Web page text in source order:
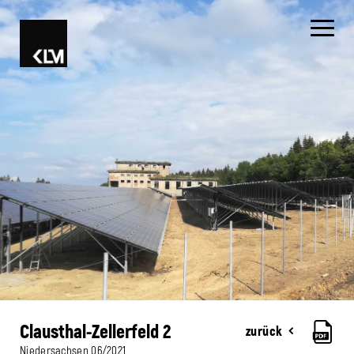
Clausthal-Zellerfeld 2
Niedersachsen 06/2021
zurück